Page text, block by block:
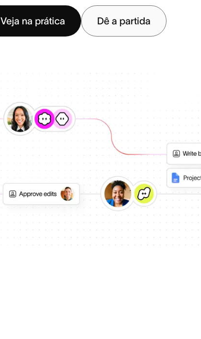
Veja na prática Dê a partida